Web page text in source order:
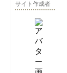
サイト作成者